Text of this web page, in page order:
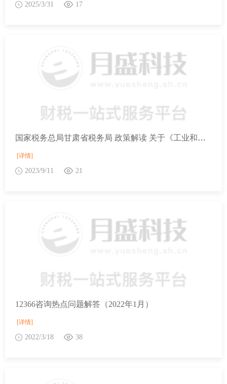
2025/3/31 17
国家税务总局甘肃省税务局 政策解读 关于《工业和信息化部关于发布〈免征车辆购置税的设有固定装置的非运输专用作业车辆目录〉（第十一批）的公告》的解读
[详情]
2023/9/11 21
12366咨询热点问题解答（2022年1月）
[详情]
2022/3/18 38